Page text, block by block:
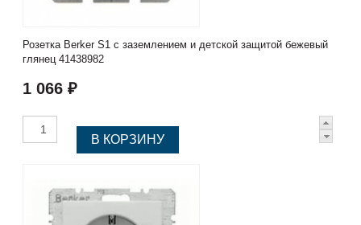
Розетка Berker S1 с заземлением и детской защитой бежевый
глянец 41438982
1 066 ₽